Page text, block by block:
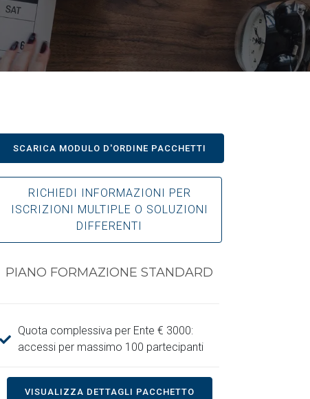
SCARICA MODULO D'ORDINE PACCHETTI
RICHIEDI INFORMAZIONI PER
ISCRIZIONI MULTIPLE O SOLUZIONI
DIFFERENTI
PIANO FORMAZIONE STANDARD
Quota complessiva per Ente € 3000:
accessi per massimo 100 partecipanti
VISUALIZZA DETTAGLI PACCHETTO